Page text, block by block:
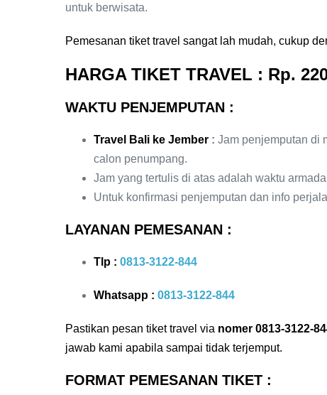
untuk berwisata.
Pemesanan tiket travel sangat lah mudah, cukup
HARGA TIKET TRAVEL : Rp.
WAKTU PENJEMPUTAN :
Travel Bali ke Jember : Jam penjemputan di
calon penumpang.
Jam yang tertulis di atas adalah waktu
Untuk konfirmasi penjemputan dan info
LAYANAN PEMESANAN :
Tlp : 0813-3122-844
Whatsapp : 0813-3122-844
Pastikan pesan tiket travel via nomer 0813-3122-
jawab kami apabila sampai tidak terjemput.
FORMAT PEMESANAN TIKET :